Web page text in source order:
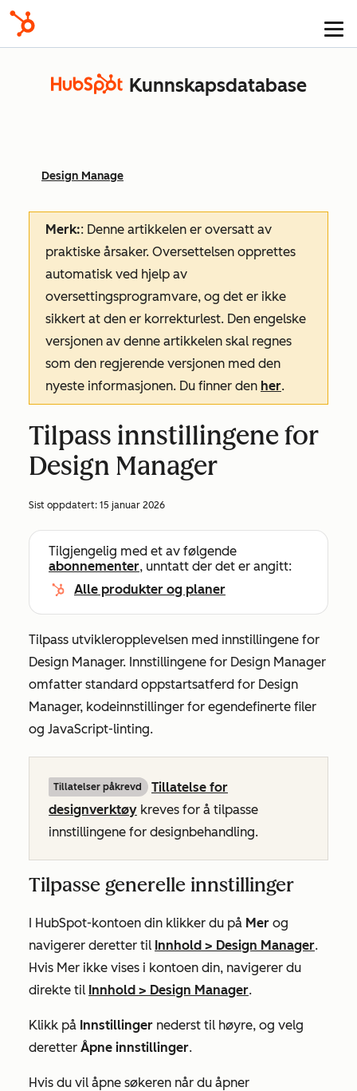
Kunnskapsdatabase
Design Manage
Merk:: Denne artikkelen er oversatt av
praktiske årsaker. Oversettelsen opprettes
automatisk ved hjelp av
oversettingsprogramvare, og det er ikke
sikkert at den er korrekturlest. Den engelske
versjonen av denne artikkelen skal regnes
som den regjerende versjonen med den
nyeste informasjonen. Du finner den her.
Tilpass innstillingene for
Design Manager
Sist oppdatert: 15 januar 2026
Tilgjengelig med et av følgende
abonnementer, unntatt der det er angitt:
Alle produkter og planer
Tilpass utvikleropplevelsen med innstillingene for
Design Manager. Innstillingene for Design Manager
omfatter standard oppstartsatferd for Design
Manager, kodeinnstillinger for egendefinerte filer
og JavaScript-linting.
Tillatelser påkrevd
Tillatelse for
designverktøy kreves for å tilpasse
innstillingene for designbehandling.
Tilpasse generelle innstillinger
I HubSpot-kontoen din klikker du på Mer og
navigerer deretter til Innhold > Design Manager.
Hvis Mer ikke vises i kontoen din, navigerer du
direkte til Innhold > Design Manager.
Klikk på Innstillinger nederst til høyre, og velg
deretter Åpne innstillinger.
Hvis du vil åpne søkeren når du åpner